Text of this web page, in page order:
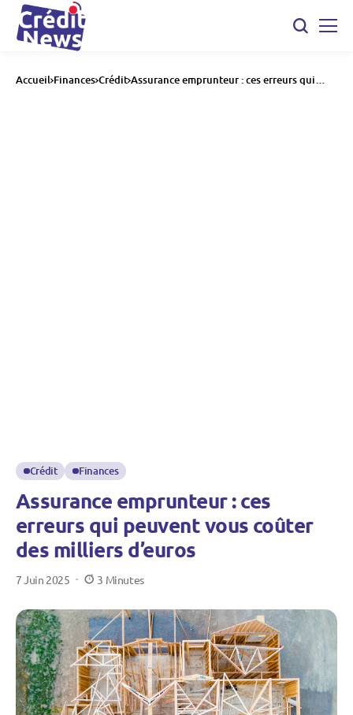
Accueil Finances Crédit Assurance emprunteur : ces erreurs qui
peuvent vous coûter des milliers d’euros
Crédit Finances
Assurance emprunteur : ces
erreurs qui peuvent vous coûter
des milliers d’euros
7 Juin 2025 3 Minutes